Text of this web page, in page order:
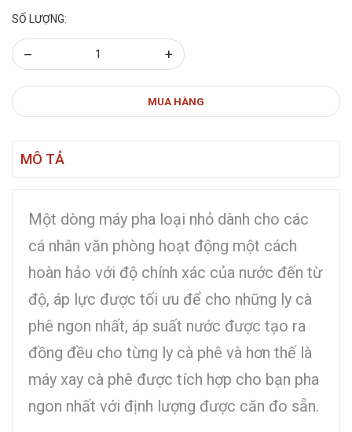
SỐ LƯỢNG:
– +
MUA HÀNG
MÔ TẢ
Một dòng máy pha loại nhỏ dành cho các
cá nhân văn phòng hoạt động một cách
hoàn hảo với độ chính xác của nước đến từ
độ, áp lực được tối ưu để cho những ly cà
phê ngon nhất, áp suất nước được tạo ra
đồng đều cho từng ly cà phê và hơn thế là
máy xay cà phê được tích hợp cho bạn pha
ngon nhất với định lượng được căn đo sẵn.